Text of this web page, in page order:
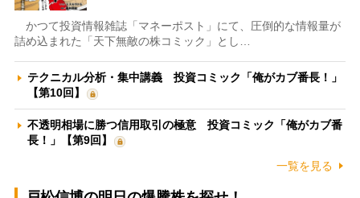
かつて投資情報雑誌「マネーポスト」にて、圧倒的な情報量が
詰め込まれた「天下無敵の株コミック」とし…
テクニカル分析・集中講義 投資コミック「俺がカブ番長！」
【第10回】
不透明相場に勝つ信用取引の極意 投資コミック「俺がカブ番
長！」【第9回】
一覧を見る